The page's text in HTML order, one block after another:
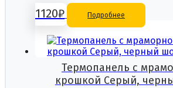
1120₽ Подробнее
Термопанель с
крошкой Серый,